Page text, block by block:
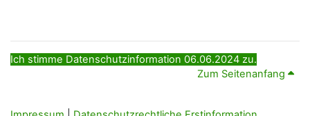
Ich stimme Datenschutzinformation 06.06.2024 zu.
Zum Seitenanfang